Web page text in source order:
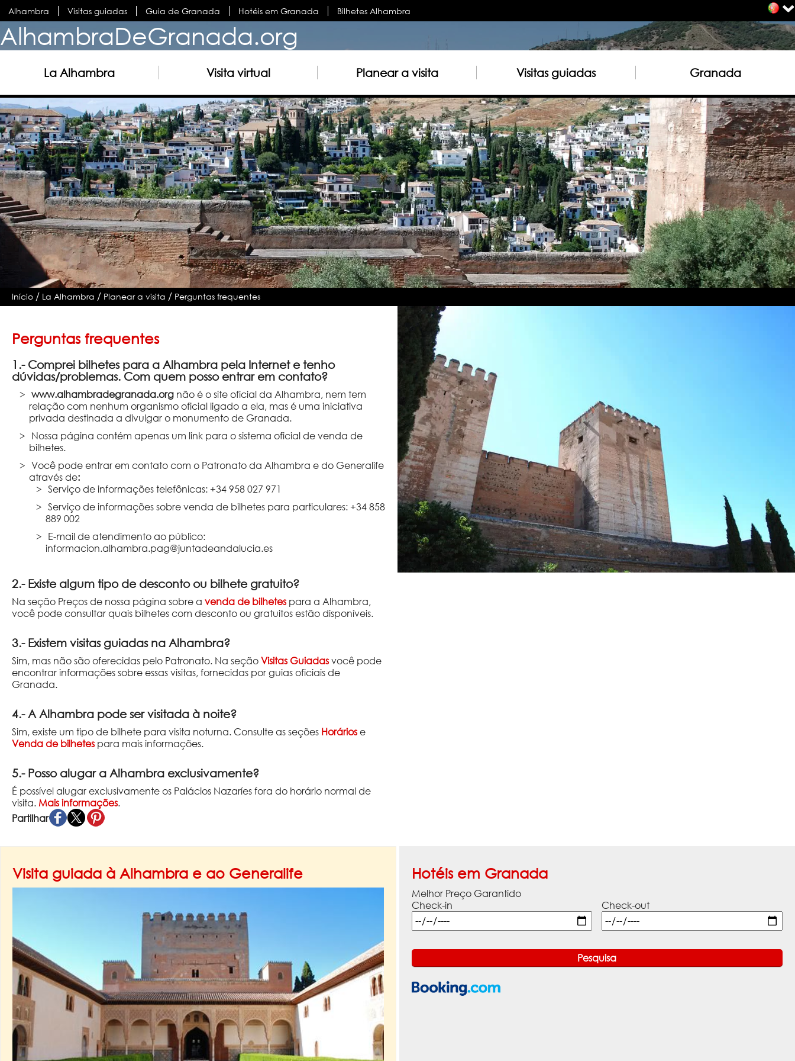
Alhambra Visitas guiadas Guia de Granada Hotéis em Granada Bilhetes Alhambra
AlhambraDeGranada.org
La Alhambra Visita virtual Planear a visita Visitas guiadas Granada
Início / La Alhambra / Planear a visita / Perguntas frequentes
Perguntas frequentes
1.- Comprei bilhetes para a Alhambra pela Internet e tenho
dúvidas/problemas. Com quem posso entrar em contato?
www.alhambradegranada.orgnão é o site oficial da Alhambra, nem tem
relação com nenhum organismo oficial ligado a ela, mas é uma iniciativa
privada destinada a divulgar o monumento de Granada.
Nossa página contém apenas um link para o sistema oficial de venda de
bilhetes.
Você pode entrar em contato com o Patronato da Alhambra e do Generalife
através de:
Serviço de informações telefônicas: +34 958 027 971
Serviço de informações sobre venda de bilhetes para particulares: +34 858
889 002
E-mail de atendimento ao público:
informacion.alhambra.pag@juntadeandalucia.es
2.- Existe algum tipo de desconto ou bilhete gratuito?
Na seção Preços de nossa página sobre avenda de bilhetes para a Alhambra,
você pode consultar quais bilhetes com desconto ou gratuitos estão disponíveis.
3.- Existem visitas guiadas na Alhambra?
Sim, mas não são oferecidas pelo Patronato. Na seçãoVisitas Guiadas você pode
encontrar informações sobre essas visitas, fornecidas por guias oficiais de
Granada.
4.- A Alhambra pode ser visitada à noite?
Sim, existe um tipo de bilhete para visita noturna. Consulte as seções Horários e
Venda de bilhetes para mais informações.
5.- Posso alugar a Alhambra exclusivamente?
É possível alugar exclusivamente os Palácios Nazaríes fora do horário normal de
visita.Mais informações.
Partilhar
Visita guiada à Alhambra e ao Generalife Hotéis em Granada
Melhor Preço Garantido
Check-in
Check-out